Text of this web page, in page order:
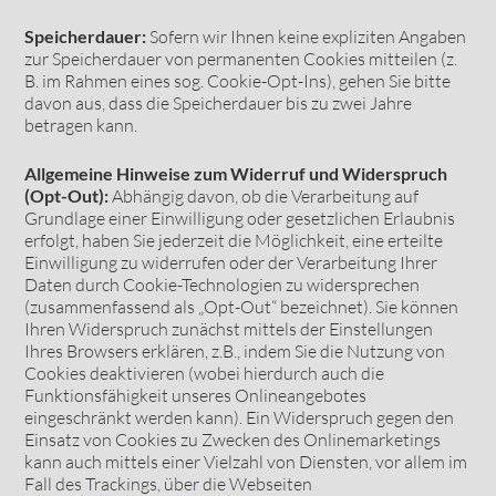
Speicherdauer: Sofern wir Ihnen keine expliziten Angaben
zur Speicherdauer von permanenten Cookies mitteilen (z.
B. im Rahmen eines sog. Cookie-Opt-Ins), gehen Sie bitte
davon aus, dass die Speicherdauer bis zu zwei Jahre
betragen kann.
Allgemeine Hinweise zum Widerruf und Widerspruch
(Opt-Out):Abhängig davon, ob die Verarbeitung auf
Grundlage einer Einwilligung oder gesetzlichen Erlaubnis
erfolgt, haben Sie jederzeit die Möglichkeit, eine erteilte
Einwilligung zu widerrufen oder der Verarbeitung Ihrer
Daten durch Cookie-Technologien zu widersprechen
(zusammenfassend als „Opt-Out“ bezeichnet). Sie können
Ihren Widerspruch zunächst mittels der Einstellungen
Ihres Browsers erklären, z.B., indem Sie die Nutzung von
Cookies deaktivieren (wobei hierdurch auch die
Funktionsfähigkeit unseres Onlineangebotes
eingeschränkt werden kann). Ein Widerspruch gegen den
Einsatz von Cookies zu Zwecken des Onlinemarketings
kann auch mittels einer Vielzahl von Diensten, vor allem im
Fall des Trackings, über die Webseiten